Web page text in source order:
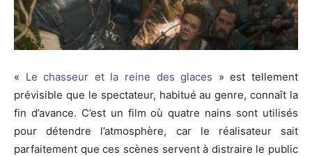
« Le chasseur et la reine des glaces » est tellement
prévisible que le spectateur, habitué au genre, connaît la
fin d’avance. C’est un film où quatre nains sont utilisés
pour détendre l’atmosphère, car le réalisateur sait
parfaitement que ces scènes servent à distraire le public